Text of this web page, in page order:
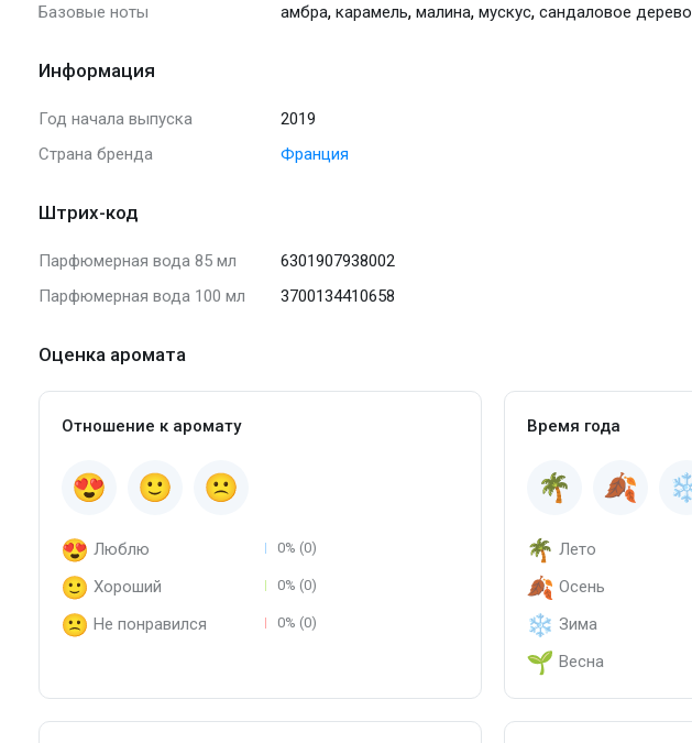
Базовые ноты
амбра, карамель, малина, мускус, сандаловое дерево
Информация
Год начала выпуска
2019
Страна бренда
Франция
Штрих-код
Парфюмерная вода 85 мл
6301907938002
Парфюмерная вода 100 мл
3700134410658
Оценка аромата
Отношение к аромату
Люблю 0% (0)
Хороший 0% (0)
Не понравился 0% (0)
Время года
Лето
Осень
Зима
Весна